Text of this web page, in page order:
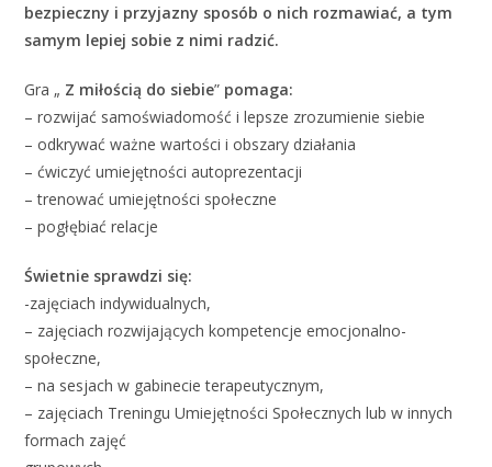
bezpieczny i przyjazny sposób o nich rozmawiać, a tym
samym lepiej sobie z nimi radzić.
Gra „ Z miłością do siebie” pomaga:
– rozwijać samoświadomość i lepsze zrozumienie siebie
– odkrywać ważne wartości i obszary działania
– ćwiczyć umiejętności autoprezentacji
– trenować umiejętności społeczne
– pogłębiać relacje
Świetnie sprawdzi się:
-zajęciach indywidualnych,
– zajęciach rozwijających kompetencje emocjonalno-
społeczne,
– na sesjach w gabinecie terapeutycznym,
– zajęciach Treningu Umiejętności Społecznych lub w innych
formach zajęć